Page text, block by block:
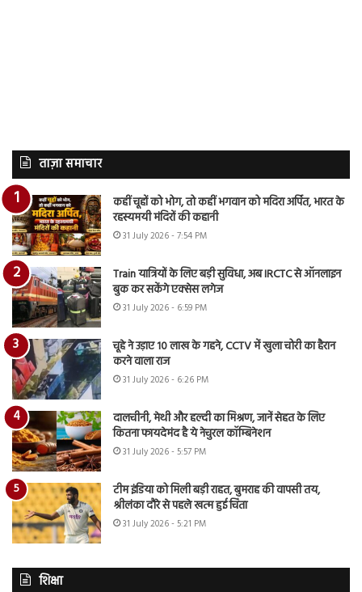
ताज़ा समाचार
कहीं चूहों को भोग, तो कहीं भगवान को मदिरा अर्पित, भारत के
रहस्यमयी मंदिरों की कहानी
31 July 2026 - 7:54 PM
Train यात्रियों के लिए बड़ी सुविधा, अब IRCTC से ऑनलाइन
बुक कर सकेंगे एक्सेस लगेज
31 July 2026 - 6:59 PM
चूहे ने उड़ाए 10 लाख के गहने, CCTV में खुला चोरी का हैरान
करने वाला राज
31 July 2026 - 6:26 PM
दालचीनी, मेथी और हल्दी का मिश्रण, जानें सेहत के लिए
कितना फायदेमंद है ये नेचुरल कॉम्बिनेशन
31 July 2026 - 5:57 PM
टीम इंडिया को मिली बड़ी राहत, बुमराह की वापसी तय,
श्रीलंका दौरे से पहले खत्म हुई चिंता
31 July 2026 - 5:21 PM
शिक्षा